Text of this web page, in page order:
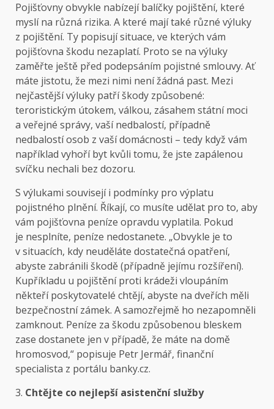
Pojišťovny obvykle nabízejí balíčky pojištění, které
myslí na různá rizika. A které mají také různé výluky
z pojištění. Ty popisují situace, ve kterých vám
pojišťovna škodu nezaplatí. Proto se na výluky
zaměřte ještě před podepsáním pojistné smlouvy. Ať
máte jistotu, že mezi nimi není žádná past. Mezi
nejčastější výluky patří škody způsobené:
teroristickým útokem, válkou, zásahem státní moci
a veřejné správy, vaší nedbalostí, případně
nedbalostí osob z vaší domácnosti – tedy když vám
například vyhoří byt kvůli tomu, že jste zapálenou
svíčku nechali bez dozoru.
S výlukami souvisejí i podmínky pro výplatu
pojistného plnění. Říkají, co musíte udělat pro to, aby
vám pojišťovna peníze opravdu vyplatila. Pokud
je nesplníte, peníze nedostanete. „Obvykle je to
v situacích, kdy neuděláte dostatečná opatření,
abyste zabránili škodě (případně jejímu rozšíření).
Kupříkladu u pojištění proti krádeži vloupáním
někteří poskytovatelé chtějí, abyste na dveřích měli
bezpečnostní zámek. A samozřejmě ho nezapomněli
zamknout. Peníze za škodu způsobenou bleskem
zase dostanete jen v případě, že máte na domě
hromosvod,“ popisuje Petr Jermář, finanční
specialista z portálu banky.cz.
3. Chtějte co nejlepší asistenční služby